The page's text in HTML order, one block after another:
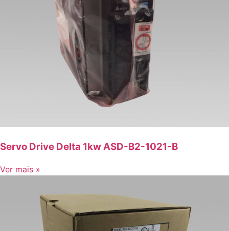
Servo Drive Delta 1kw ASD-B2-1021-B
Ver mais »